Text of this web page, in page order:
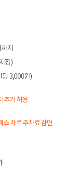
지
정)
당 3,000원)
추가 허용
스 차로 주차료 감면